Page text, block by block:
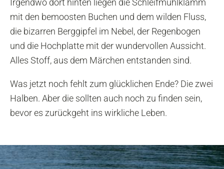
Irgendwo dort hinten liegen die Schleifmühlklamm
mit den bemoosten Buchen und dem wilden Fluss,
die bizarren Berggipfel im Nebel, der Regenbogen
und die Hochplatte mit der wundervollen Aussicht.
Alles Stoff, aus dem Märchen entstanden sind.
Was jetzt noch fehlt zum glücklichen Ende? Die zwei
Halben. Aber die sollten auch noch zu finden sein,
bevor es zurückgeht ins wirkliche Leben.